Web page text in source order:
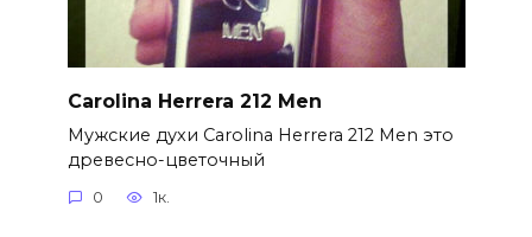
Carolina Herrera 212 Men
Мужские духи Carolina Herrera 212 Men это
древесно-цветочный
0 1к.